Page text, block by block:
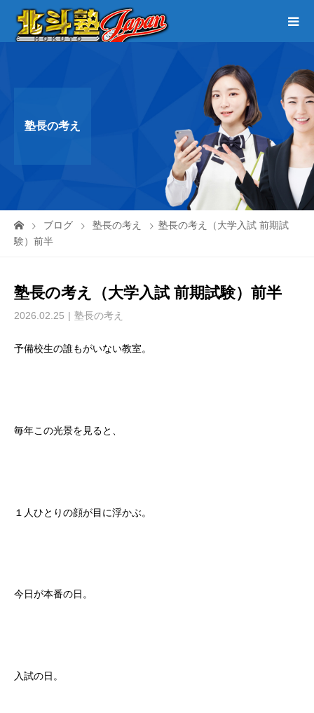
塾長の考え
ブログ 塾長の考え
塾長の考え（大学入試 前期試
験）前半
塾長の考え（大学入試 前期試験）前半
2026.02.25 塾長の考え
予備校生の誰もがいない教室。
毎年この光景を見ると、
１人ひとりの顔が目に浮かぶ。
今日が本番の日。
入試の日。